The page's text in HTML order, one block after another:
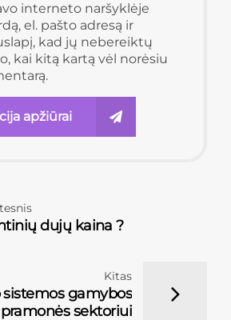
interneto naršyklėje
el. pašto adresą ir
kad jų nebereiktų
kai kitą kartą vėl norėsiu
apžiūrai
dujų kaina ?
Kitas
sistemos gamybos
pramonės sektoriui